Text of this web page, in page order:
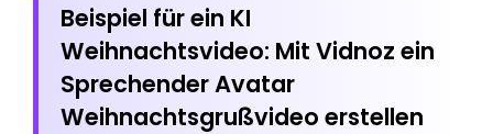
Beispiel für ein KI
Weihnachtsvideo: Mit Vidnoz ein
Sprechender Avatar
Weihnachtsgrußvideo erstellen